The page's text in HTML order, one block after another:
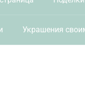
Украшения